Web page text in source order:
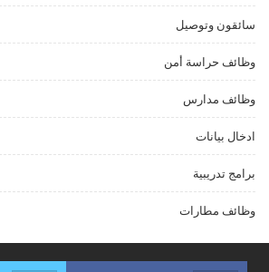
سائقون وتوصيل
وظائف حراسة أمن
وظائف مدارس
ادخال بيانات
برامج تدريبية
وظائف مطارات